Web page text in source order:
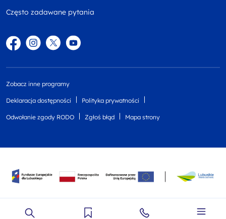
Często zadawane pytania
FacebookInstagram
TwitterYouTube
Zobacz inne programy
Deklaracja dostępności Polityka prywatności
Odwołanie zgody RODO Zgłoś błąd Mapa strony